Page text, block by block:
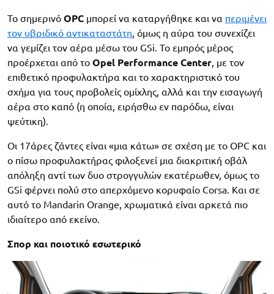
Το σημερινό OPC μπορεί να καταργήθηκε και να περιμένει
τον υβριδικό αντικαταστάτη, όμως η αύρα του συνεχίζει
να γεμίζει τον αέρα μέσω του GSi. Το εμπρός μέρος
προέρχεται από το Opel Performance Center, με τον
επιθετικό προφυλακτήρα και το χαρακτηριστικό του
σχήμα για τους προβολείς ομίχλης, αλλά και την εισαγωγή
αέρα στο καπό (η οποία, ειρήσθω εν παρόδω, είναι
ψεύτικη).
Οι 17άρες ζάντες είναι «μια κάτω» σε σχέση με το OPC και
ο πίσω προφυλακτήρας φιλοξενεί μια διακριτική οβάλ
απόληξη αντί των δυο στρογγυλών εκατέρωθεν, όμως το
GSi φέρνει πολύ στο απερχόμενο κορυφαίο Corsa. Και σε
αυτό το Mandarin Orange, χρωματικά είναι αρκετά πιο
ιδιαίτερο από εκείνο.
Σπορ και ποιοτικό εσωτερικό